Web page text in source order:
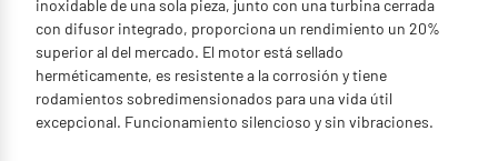
inoxidable de una sola pieza, junto con una turbina cerrada
con difusor integrado, proporciona un rendimiento un 20%
superior al del mercado. El motor está sellado
herméticamente, es resistente a la corrosión y tiene
rodamientos sobredimensionados para una vida útil
excepcional. Funcionamiento silencioso y sin vibraciones.